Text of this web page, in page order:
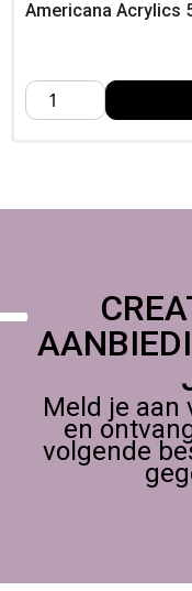
Werk in lagen: eerst
die past bij jouw
creatieve conventie,
Americana Acrylics
Meld je aan
en
volgende